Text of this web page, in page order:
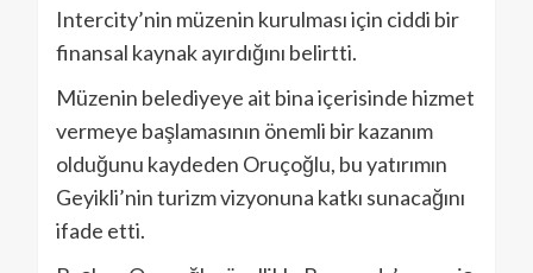
Intercity’nin müzenin kurulması için ciddi bir
finansal kaynak ayırdığını belirtti.
Müzenin belediyeye ait bina içerisinde hizmet
vermeye başlamasının önemli bir kazanım
olduğunu kaydeden Oruçoğlu, bu yatırımın
Geyikli’nin turizm vizyonuna katkı sunacağını
ifade etti.